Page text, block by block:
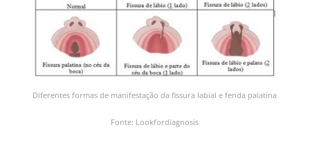
Diferentes formas de manifestação da fissura labial e fenda palatina
Fonte: Lookfordiagnosis